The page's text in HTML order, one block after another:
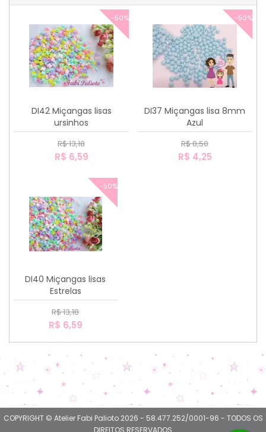
-50%
DI42 Miçangas lisas
ursinhos
R$ 13,18
R$ 6,59
-50%
DI37 Miçangas lisa 8mm
Azul
R$ 8,50
R$ 4,25
-50%
DI40 Miçangas lisas
Estrelas
R$ 13,18
R$ 6,59
COPYRIGHT © Atelier Fabi Palioto 2026 - 58.477.252/0001-96 - TODOS OS
DIREITOS RESERVADOS